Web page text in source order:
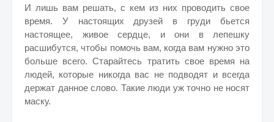
И лишь вам решать, с кем из них проводить свое
время. У настоящих друзей в груди бьется
настоящее, живое сердце, и они в лепешку
расшибутся, чтобы помочь вам, когда вам нужно это
больше всего. Старайтесь тратить свое время на
людей, которые никогда вас не подводят и всегда
держат данное слово. Такие люди уж точно не носят
маску.